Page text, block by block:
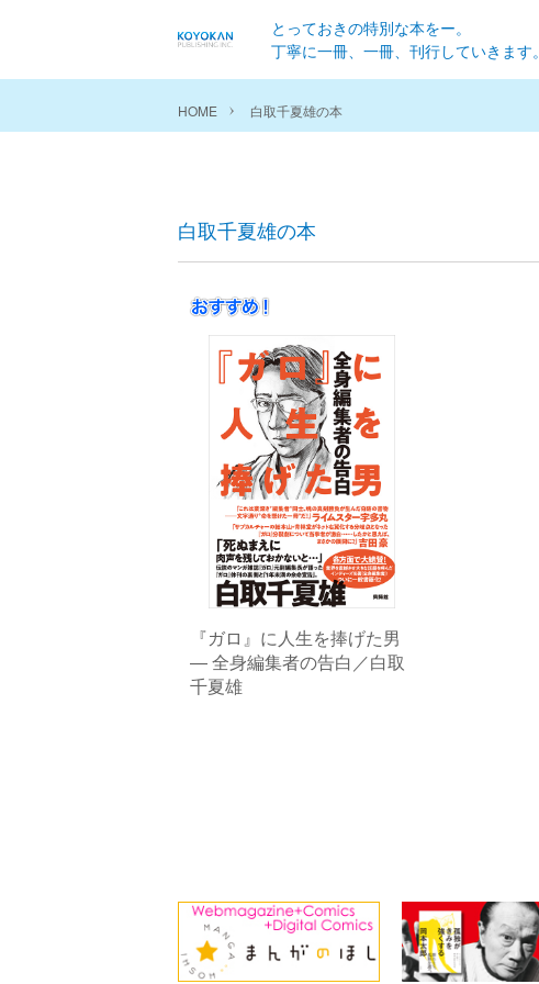
とっておきの特別な本をー。
丁寧に一冊、一冊、刊行していきます。
HOME 白取千夏雄の本
白取千夏雄の本
『ガロ』に人生を捧げた男
― 全身編集者の告白／白取
千夏雄